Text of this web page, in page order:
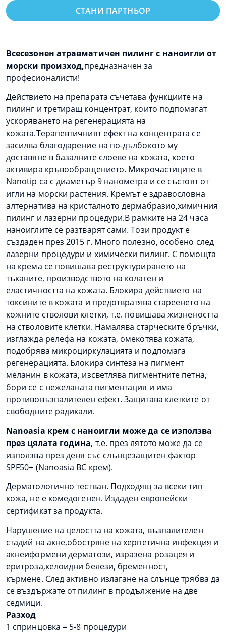
СТАНИ ПАРТНЬОР
Всесезонен атравматичен пилинг с наноигли от
морски произход,предназначен за
професионалисти!
Действието на препарата съчетава функциите на
пилинг и третиращ концентрат, които подпомагат
ускоряването на регенерацията на
кожата.Терапевтичният ефект на концентрата се
засилва благодарение на по-дълбокото му
доставяне в базалните слоеве на кожата, което
активира кръвообращението. Микрочастиците в
Nanotip са с диаметър 9 нанометра и се състоят от
игли на морски растения. Кремът е здравословна
алтернатива на кристалното дермабразио,химичния
пилинг и лазерни процедури.В рамките на 24 часа
наноиглите се разтварят сами. Този продукт е
създаден през 2015 г. Много полезно, особено след
лазерни процедури и химически пилинг. С помощта
на крема се повишава реструктурирането на
тъканите, производството на колаген и
еластичността на кожата. Блокира действието на
токсините в кожата и предотвратява стареенето на
кожните стволови клетки, т.е. повишава жизнеността
на стволовите клетки. Намалява старческите бръчки,
изглажда релефа на кожата, омекотява кожата,
подобрява микроциркулацията и подпомага
регенерацията. Блокира синтеза на пигмент
меланин в кожата, изсветлява пигментните петна,
бори се с нежеланата пигментация и има
противовъзпалителен ефект. Защитава клетките от
свободните радикали.
Nanoasia крем с наноигли може да се използва
през цялата година, т.е. през лятото може да се
използва през деня със слънцезащитен фактор
SPF50+ (Nanoasia BC крем).
Дерматологично тестван. Подходящ за всеки тип
кожа, не е комедогенен. Издаден европейски
сертификат за продукта.
Нарушение на целостта на кожата, възпалителен
стадий на акне,обостряне на херпетична инфекция и
акнеиформени дерматози, изразена розацея и
еритроза,келоидни белези, бременност,
кърмене. След активно излагане на слънце трябва да
се въздържате от пилинг в продължение на две
седмици.
Разход
1 спринцовка = 5-8 процедури